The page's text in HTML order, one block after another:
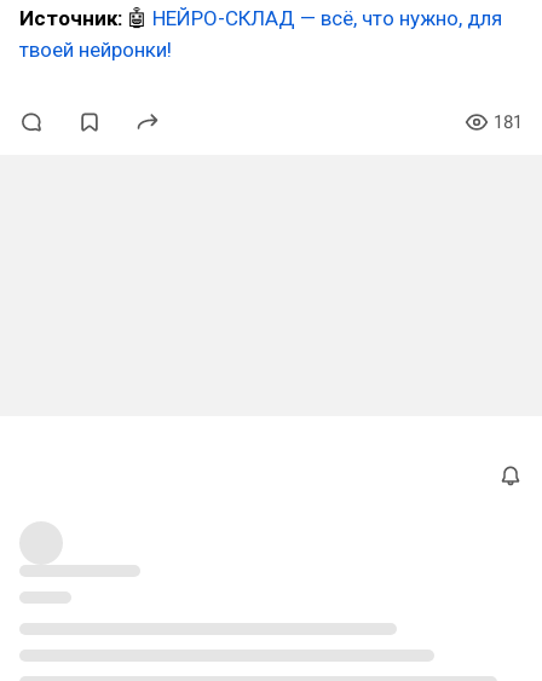
Источник: 🤖 НЕЙРО-СКЛАД — всё, что нужно, для
твоей нейронки!
181